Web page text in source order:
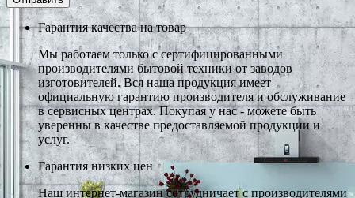
Гарантия качества на товар
Мы работаем только с сертифицированными
производителями бытовой техники от заводов
изготовителей. Вся наша продукция имеет
официальную гарантию производителя и обслуживание
в сервисных центрах. Покупая у нас - можете быть
уверенны в качестве предоставляемой продукции и
услуг.
Гарантия низких цен
Наш интернет-магазин сотрудничает с производителями